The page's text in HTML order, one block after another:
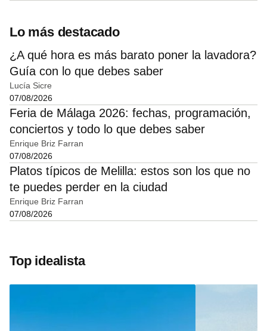
Lo más destacado
¿A qué hora es más barato poner la lavadora?
Guía con lo que debes saber
Lucía Sicre
07/08/2026
Feria de Málaga 2026: fechas, programación,
conciertos y todo lo que debes saber
Enrique Briz Farran
07/08/2026
Platos típicos de Melilla: estos son los que no
te puedes perder en la ciudad
Enrique Briz Farran
07/08/2026
Top idealista